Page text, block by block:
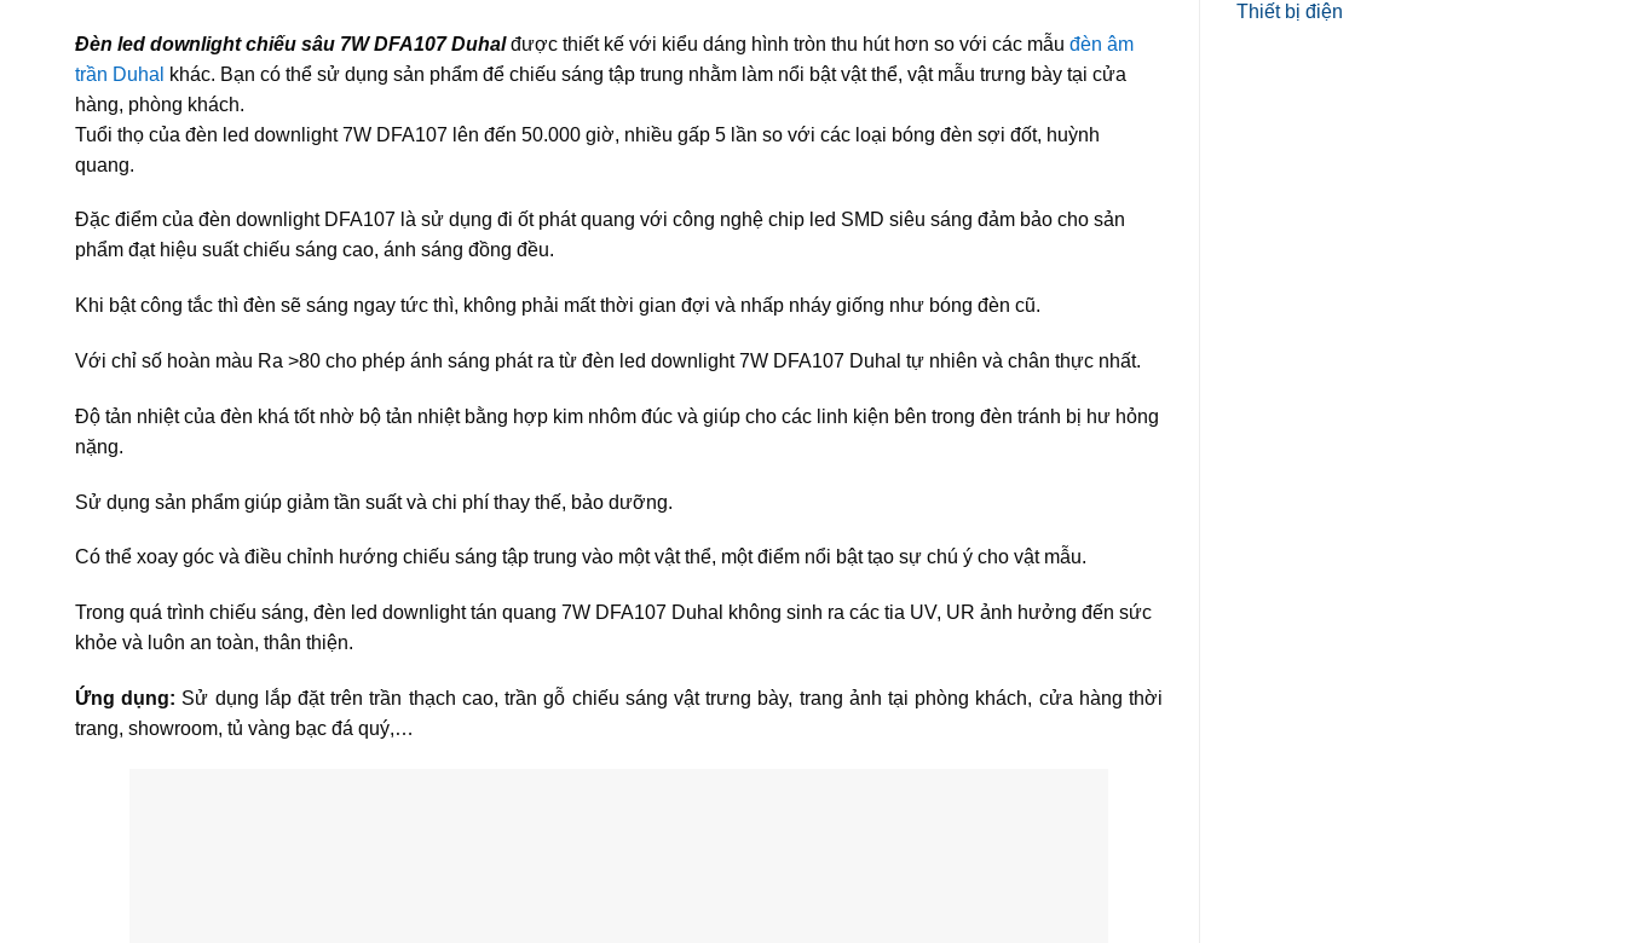
Thiết bị điện
Đèn led downlight chiếu sâu 7W DFA107 Duhalđược thiết kế với kiểu dáng hình tròn thu hút hơn so với các mẫu đèn âm
trần Duhal
khác. Bạn có thể sử dụng sản phẩm để chiếu sáng tập trung nhằm làm nổi bật vật thể, vật mẫu trưng bày tại cửa
hàng, phòng khách.
Tuổi thọ của đèn led downlight 7W DFA107 lên đến 50.000 giờ, nhiều gấp 5 lần so với các loại bóng đèn sợi đốt, huỳnh
quang.
Đặc điểm của đèn downlight DFA107 là sử dụng đi ốt phát quang với công nghệ chip led SMD siêu sáng đảm bảo cho sản
phẩm đạt hiệu suất chiếu sáng cao, ánh sáng đồng đều.
Khi bật công tắc thì đèn sẽ sáng ngay tức thì, không phải mất thời gian đợi và nhấp nháy giống như bóng đèn cũ.
Với chỉ số hoàn màu Ra >80 cho phép ánh sáng phát ra từ đèn led downlight 7W DFA107 Duhal tự nhiên và chân thực nhất.
Độ tản nhiệt của đèn khá tốt nhờ bộ tản nhiệt bằng hợp kim nhôm đúc và giúp cho các linh kiện bên trong đèn tránh bị hư hỏng
nặng.
Sử dụng sản phẩm giúp giảm tần suất và chi phí thay thế, bảo dưỡng.
Có thể xoay góc và điều chỉnh hướng chiếu sáng tập trung vào một vật thể, một điểm nổi bật tạo sự chú ý cho vật mẫu.
Trong quá trình chiếu sáng, đèn led downlight tán quang 7W DFA107 Duhal không sinh ra các tia UV, UR ảnh hưởng đến sức
khỏe và luôn an toàn, thân thiện.
Ứng dụng: Sử dụng lắp đặt trên trần thạch cao, trần gỗ chiếu sáng vật trưng bày, trang ảnh tại phòng khách, cửa hàng thời
trang, showroom, tủ vàng bạc đá quý,…